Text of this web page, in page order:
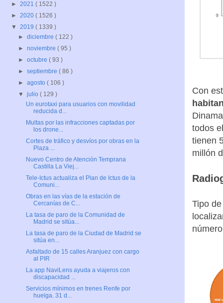
Con
todos
tienen
millón
Tipo
► 2021 ( 1522 )
► 2020 ( 1526 )
▼ 2019 ( 1339 )
►diciembre( 122 )
►noviembre( 95 )
►octubre( 93 )
►septiembre( 86 )
►agosto( 106 )
▼julio( 129 )
Un eurotaxi para usuarios con movilidad
reducida d...
Multas por las infracciones captadas por
los drone...
Cortes de tráfico y desvíos por obras en la
Plaza ...
Nuevo Centro de Atención Temprana
Castilla La Viej...
Tele-Ictus actualiza el Plan de Ictus de la
Comuni...
Obras en las vías de la estación de
Cercanías de C...
La tasa de paro de la Comunidad de
Madrid se sitúa...
La tasa de paro de la Ciudad de Madrid se
sitúa en...
Asfaltado de 15 calles Aranjuez con cargo
al PIR
La app NaviLens ayuda a viajeros con
discapacidad ...
Servicios mínimos en trenes Renfe por
huelga. 31 d...